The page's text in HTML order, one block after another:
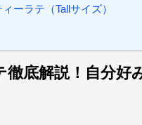
ーラテ（Tallサイズ）
底解説！自分好